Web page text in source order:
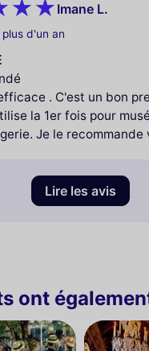
Imane L.
d'un an
. C'est un bon
la 1er fois pour
Je le recommande
Lire les avis
ont